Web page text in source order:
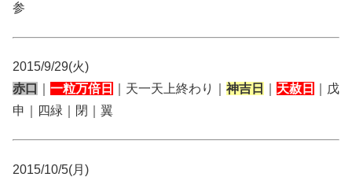
参
2015/9/29(火)
赤口
一粒万倍日 ｜天一天上終わり｜ 神吉日 天赦日
｜戊
申｜四緑｜閉｜翼
2015/10/5(月)